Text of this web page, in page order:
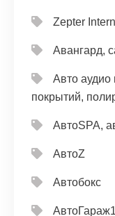
Zepter
Авангард,
Авто аудио
покрытий,
АвтоSPA,
АвтоZ
Автобокс